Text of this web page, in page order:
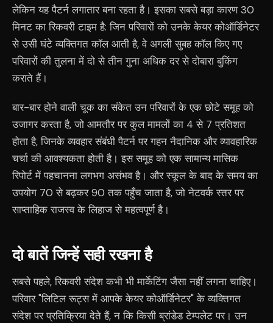
लेकिन यह पैटर्न लगातार बना रहता है। इसका सबसे बड़ा कारण 30
मिनट का रिकवरी टाइम है: जिन परिवारों को उनके केयर कोऑर्डिनेटर
से उसी घंटे व्यक्तिगत कॉल आती है, वे अगली सुबह कॉल किए गए
परिवारों की तुलना में दो से तीन गुना अधिक दर से दोबारा बुकिंग
कराते हैं।
बार-बार होने वाली चूक का संकेत उन परिवारों के एक छोटे समूह को
उजागर करता है, जो आमतौर पर कुल मामलों का 4 से 7 प्रतिशत
होता है, जिनके व्यवहार संबंधी पैटर्न पर गहन नैदानिक और व्यावहारिक
चर्चा की आवश्यकता होती है। इस समूह को एक सामान्य मासिक
रिपोर्ट में पहचानना लगभग असंभव है। और स्कूल के बाद के समय का
उपयोग 70 से बढ़कर 90 तक पहुँच जाता है, जो नेटवर्क स्तर पर
साप्ताहिक राजस्व के लिहाज से महत्वपूर्ण है।
दो बातें जिन्हें सही रखना है
सबसे पहले, रिकवरी संदेश कभी भी मार्केटिंग जैसा नहीं लगना चाहिए।
परिवार "लिटिल रूट्स में आपके केयर कोऑर्डिनेटर" के व्यक्तिगत
संदेश पर प्रतिक्रिया देते हैं, न कि किसी ब्रांडेड टेम्पलेट पर। उन